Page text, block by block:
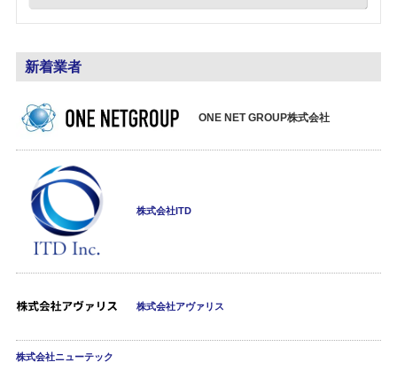
新着業者
ONE NET GROUP株式会社
株式会社ITD
株式会社アヴァリス
株式会社ニューテック